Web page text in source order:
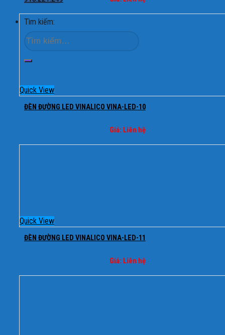
Tìm kiếm:
Quick View
ĐÈN ĐƯỜNG LED VINALICO VINA-LED-10
Giá: Liên hệ
Quick View
ĐÈN ĐƯỜNG LED VINALICO VINA-LED-11
Giá: Liên hệ